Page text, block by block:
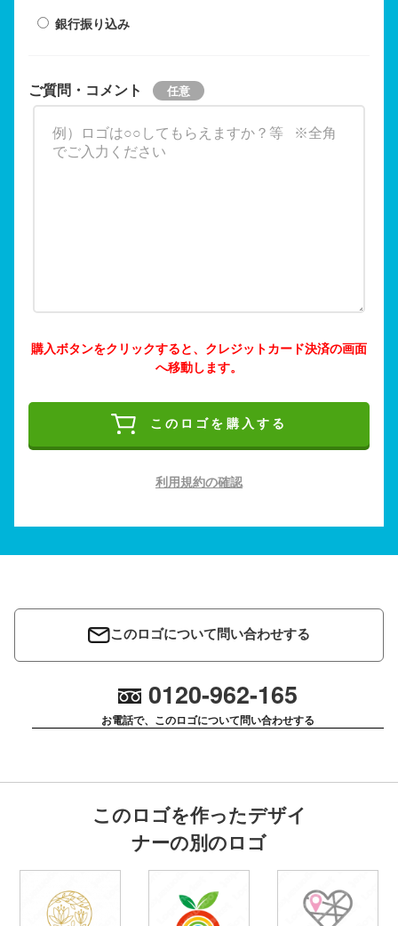
銀行振り込み
ご質問・コメント
購入ボタンをクリックすると、クレジットカード決済の画面
へ移動します。
このロゴを購入する
利用規約の確認
このロゴについて問い合わせする
0120-962-165
お電話で、このロゴについて問い合わせする
このロゴを作ったデザイ
ナーの別のロゴ